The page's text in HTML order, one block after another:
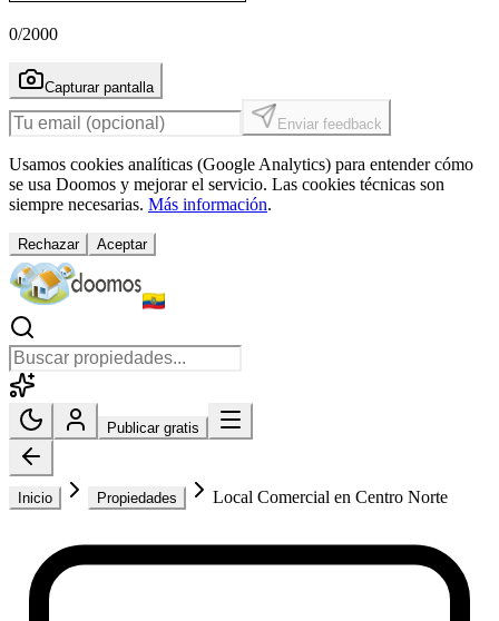
0/2000
Capturar pantalla
Enviar feedback
Usamos cookies analíticas (Google Analytics) para entender cómo
se usa Doomos y mejorar el servicio. Las cookies técnicas son
siempre necesarias. Más información.
Rechazar Aceptar
Publicar gratis
Inicio Propiedades Local Comercial en Centro Norte